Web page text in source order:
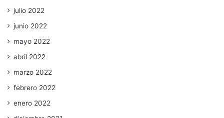
julio 2022
junio 2022
mayo 2022
abril 2022
marzo 2022
febrero 2022
enero 2022